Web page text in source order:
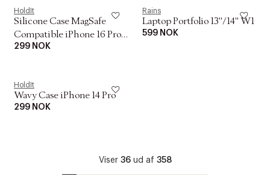
HoldIt
Silicone Case MagSafe
Compatible iPhone 16 Pro
Pale Pink
299 NOK
Rains
Laptop Portfolio 13''/14'' W1
599 NOK
HoldIt
Wavy Case iPhone 14 Pro
299 NOK
Viser 36ud af 358